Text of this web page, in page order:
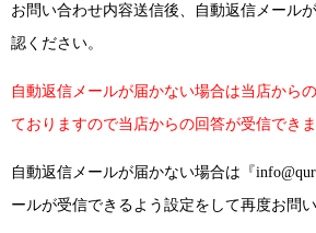
お問い合わせ内容送信後、自動返信メール
認ください。
自動返信メールが届かない場合は当店から
ておりますので当店からの回答が受信できま
自動返信メールが届かない場合は『
ールが受信できるよう設定をして再度お問